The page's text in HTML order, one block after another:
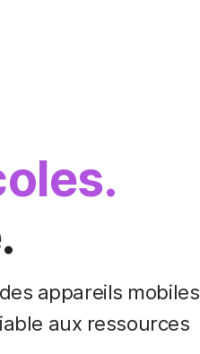
appareils mobiles
aux ressources